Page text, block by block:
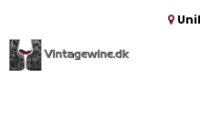
Unikke